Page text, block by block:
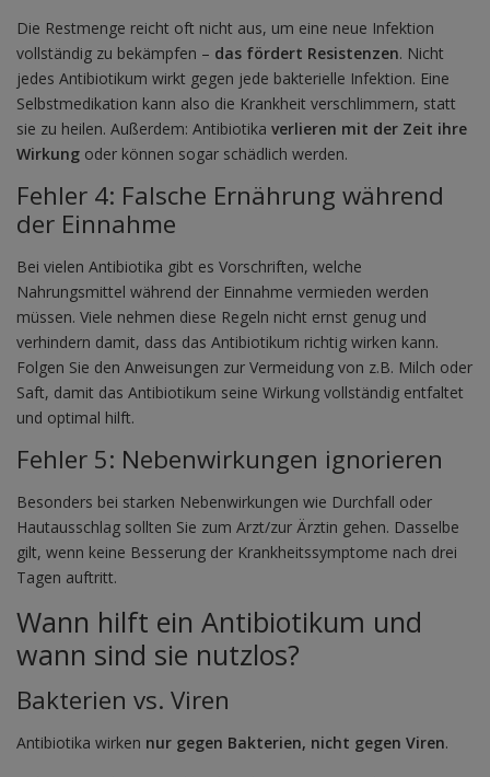
Die Restmenge reicht oft nicht aus, um eine neue Infektion
vollständig zu bekämpfen – das fördert Resistenzen. Nicht
jedes Antibiotikum wirkt gegen jede bakterielle Infektion. Eine
Selbstmedikation kann also die Krankheit verschlimmern, statt
sie zu heilen. Außerdem: Antibiotika verlieren mit der Zeit ihre
Wirkung oder können sogar schädlich werden.
Fehler 4: Falsche Ernährung während
der Einnahme
Bei vielen Antibiotika gibt es Vorschriften, welche
Nahrungsmittel während der Einnahme vermieden werden
müssen. Viele nehmen diese Regeln nicht ernst genug und
verhindern damit, dass das Antibiotikum richtig wirken kann.
Folgen Sie den Anweisungen zur Vermeidung von z.B. Milch oder
Saft, damit das Antibiotikum seine Wirkung vollständig entfaltet
und optimal hilft.
Fehler 5: Nebenwirkungen ignorieren
Besonders bei starken Nebenwirkungen wie Durchfall oder
Hautausschlag sollten Sie zum Arzt/zur Ärztin gehen. Dasselbe
gilt, wenn keine Besserung der Krankheitssymptome nach drei
Tagen auftritt.
Wann hilft ein Antibiotikum und
wann sind sie nutzlos?
Bakterien vs. Viren
Antibiotika wirken nur gegen Bakterien, nicht gegen Viren.